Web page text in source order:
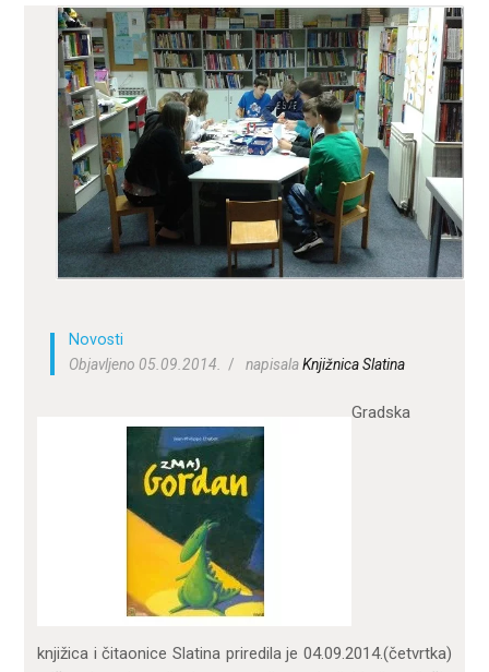
PROGRAMI I PROJEKTI
KATALOG
O KNJIŽNICI
ZA KORISNIKE
ODJELI
DOKUMENTI
KONTAKT
Novosti
Objavljeno 05.09.2014.
napisalaKnjižnica Slatina
Gradska
knjižica i čitaonice Slatina priredila je 04.09.2014.(četvrtka)